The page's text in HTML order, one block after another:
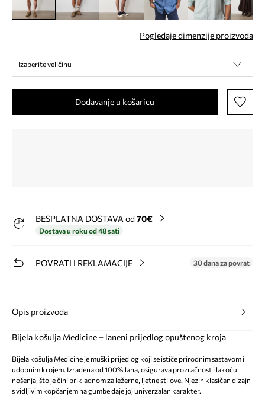
Pogledaje dimenzije proizvoda
Izaberite veličinu
Dodavanje u košaricu
BESPLATNA DOSTAVA od 70€
Dostava u roku od 48 sati
POVRATI I REKLAMACIJE 30 dana za povrat
Opis proizvoda
Bijela košulja Medicine – laneni prijedlog opuštenog kroja
Bijela košulja Medicine je muški prijedlog koji se ističe prirodnim sastavom i
udobnim krojem. Izrađena od 100% lana, osigurava prozračnost i lakoću
nošenja, što je čini prikladnom za ležerne, ljetne stilove. Njezin klasičan dizajn
s vidljivim kopčanjem na gumbe daje joj univerzalan karakter.